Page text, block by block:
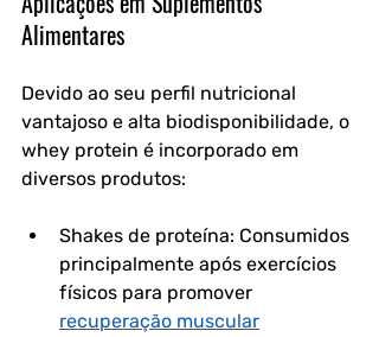
Alimentares
Devido ao seu perfil nutricional
vantajoso e alta biodisponibilidade, o
whey protein é incorporado em
diversos produtos:
Shakes de proteína: Consumidos
principalmente após exercícios
físicos para promover
recuperação muscular